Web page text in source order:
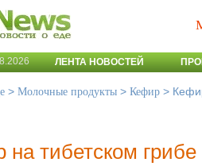
ЛЕНТА НОВОСТЕЙ
> Молочные продукты > Кефир >
на тибетском